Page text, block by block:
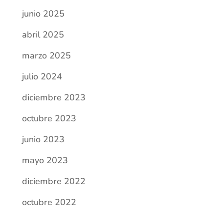
junio 2025
abril 2025
marzo 2025
julio 2024
diciembre 2023
octubre 2023
junio 2023
mayo 2023
diciembre 2022
octubre 2022